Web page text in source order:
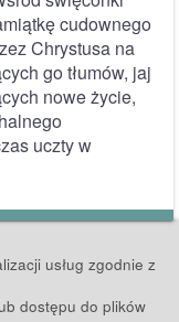
cudownego
Chrystusa na
go tłumów, jaj
nowe życie,
uczty w
usług zgodnie z
dostępu do plików